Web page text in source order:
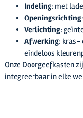
Indeling: met
Openingsrichting
Verlichting:
Afwerking: kras-
eindeloos
Onze Doorgeefkasten
integreerbaar in elke